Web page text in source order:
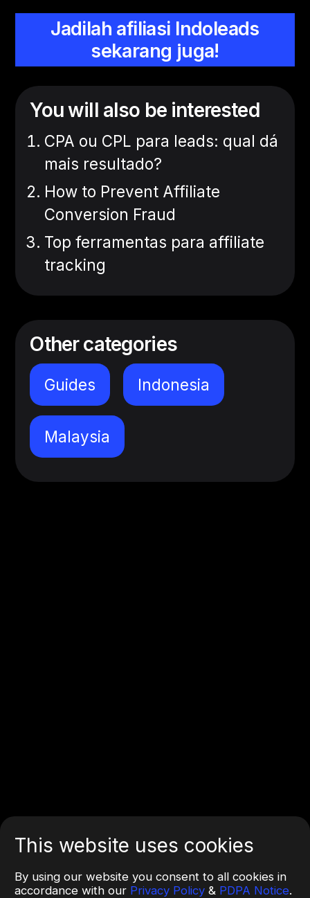
This website uses cookies
By using our website you consent to all cookies in
accordance with our Privacy Policy & PDPA Notice.
Jadilah afiliasi Indoleads
sekarang juga!
You will also be interested
CPA ou CPL para leads: qual dá
mais resultado?
How to Prevent Affiliate
Conversion Fraud
Top ferramentas para affiliate
tracking
Other categories
Guides Indonesia
Malaysia